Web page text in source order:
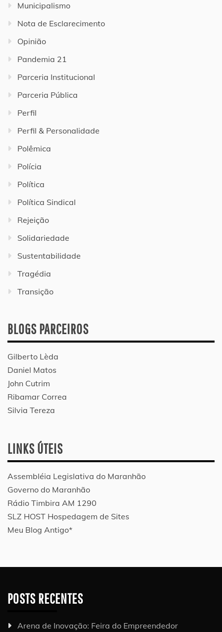
Municipalismo
Nota de Esclarecimento
Opinião
Pandemia 21
Parceria Institucional
Parceria Pública
Perfil
Perfil & Personalidade
Polêmica
Polícia
Política
Política Sindical
Rejeição
Solidariedade
Sustentabilidade
Tragédia
Transição
BLOGS PARCEIROS
Gilberto Lèda
Daniel Matos
John Cutrim
Ribamar Correa
Silvia Tereza
LINKS ÚTEIS
Assembléia Legislativa do Maranhão
Governo do Maranhão
Rádio Timbira AM 1290
SLZ HOST Hospedagem de Sites
Meu Blog Antigo*
POSTS RECENTES
Arena de Inovação: Feira do Empreendedor